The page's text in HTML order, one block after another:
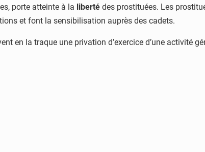
porte atteinte à la liberté des prostituées. Les
et font la sensibilisation auprès des cadets.
en la traque une privation d’exercice d’une activité